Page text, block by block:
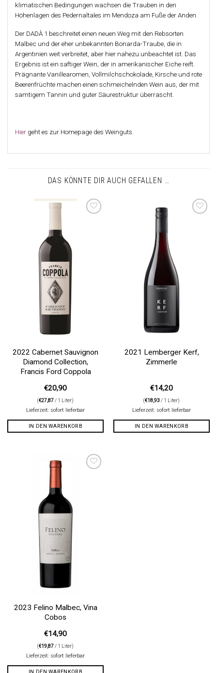
klimatischen Bedingungen wachsen die Trauben in den
Höhenlagen des Pedernaltales im Mendoza am Fuße der Anden.
Der DADÀ 1 beschreitet einen neuen Weg mit den Rebsorten
Malbec und der eher unbekannten Bonarda-Traube, die in
Argentinien weit verbreitet, aber hier nahezu unbeachtet ist. Das
Ergebnis ist ein saftiger Wein, der in amerikanischer Eiche reift.
Prägnante Vanillearomen, Vollmilchschokolade, Kirsche und rote
Beerenfrüchte machen einen schmeichelnden Wein aus, der mit
samtigem Tannin und guter Säurestruktur überrascht.
Hier geht es zur Homepage des Weinguts.
DAS KÖNNTE DIR AUCH GEFALLEN …
2022 Cabernet Sauvignon
Diamond Collection,
Francis Ford Coppola
€20,90
(€27,87 / 1 Liter)
Lieferzeit: sofort lieferbar
IN DEN WARENKORB
2021 Lemberger Kerf,
Zimmerle
€14,20
(€18,93/ 1 Liter)
Lieferzeit: sofort lieferbar
IN DEN WARENKORB
2023 Felino Malbec, Vina
Cobos
€14,90
(€19,87 / 1 Liter)
Lieferzeit: sofort lieferbar